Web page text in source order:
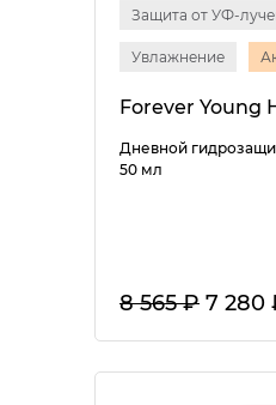
Защита от УФ-
Увлажнение
Дневной
50 мл
8 565 ₽ 7 280